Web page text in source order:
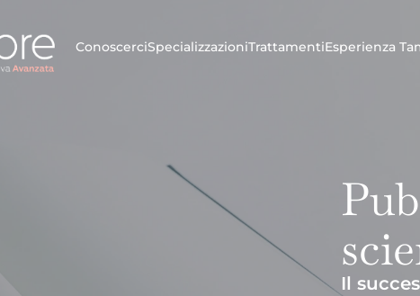
ConoscerciSpecializzazioniTrattamentiEsperienza
Il